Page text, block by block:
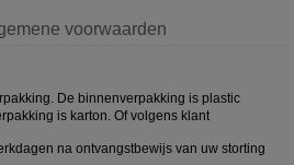
voorwaarden
De binnenverpakking is plastic
is karton. Of volgens klant
na ontvangstbewijs van uw storting